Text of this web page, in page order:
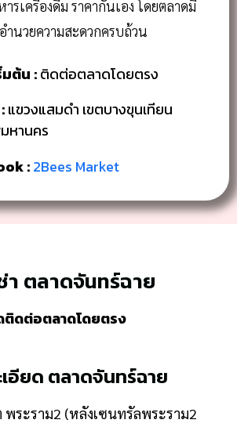
รเครื่องดื่ม ราคากันเอง โดยตลาดมี
นวยความสะดวกครบถ้วน
มต้น :ติดต่อตลาดโดยตรง
แขวงแสมดำ เขตบางขุนเทียน
หานคร
:2Bees Market
า ตลาดจันทร์ฉาย
ติดต่อตลาดโดยตรง
เอียด ตลาดจันทร์ฉาย
พระราม2 (หลังเซนทรัลพระราม2